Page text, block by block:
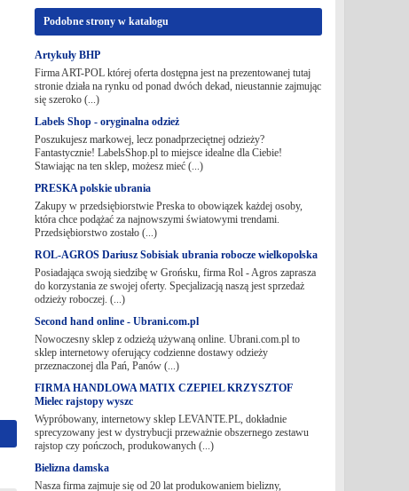
Podobne strony w katalogu
Artykuły BHP
Firma ART-POL której oferta dostępna jest na prezentowanej tutaj
stronie działa na rynku od ponad dwóch dekad, nieustannie zajmując
się szeroko (...)
Labels Shop - oryginalna odzież
Poszukujesz markowej, lecz ponadprzeciętnej odzieży?
Fantastycznie! LabelsShop.pl to miejsce idealne dla Ciebie!
Stawiając na ten sklep, możesz mieć (...)
PRESKA polskie ubrania
Zakupy w przedsiębiorstwie Preska to obowiązek każdej osoby,
która chce podążać za najnowszymi światowymi trendami.
Przedsiębiorstwo zostało (...)
ROL-AGROS Dariusz Sobisiak ubrania robocze wielkopolska
Posiadająca swoją siedzibę w Grońsku, firma Rol - Agros zaprasza
do korzystania ze swojej oferty. Specjalizacją naszą jest sprzedaż
odzieży roboczej. (...)
Second hand online - Ubrani.com.pl
Nowoczesny sklep z odzieżą używaną online. Ubrani.com.pl to
sklep internetowy oferujący codzienne dostawy odzieży
przeznaczonej dla Pań, Panów (...)
FIRMA HANDLOWA MATIX CZEPIEL KRZYSZTOF
Mielec rajstopy wyszc
Wypróbowany, internetowy sklep LEVANTE.PL, dokładnie
sprecyzowany jest w dystrybucji przeważnie obszernego zestawu
rajstop czy pończoch, produkowanych (...)
Bielizna damska
Nasza firma zajmuje się od 20 lat produkowaniem bielizny,